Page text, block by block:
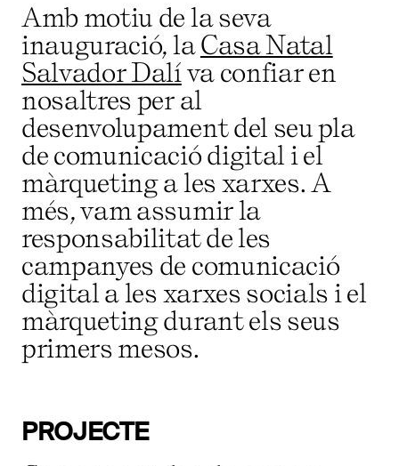
Amb motiu de la seva
inauguració, laCasa Natal
Salvador Dalíva confiar en
nosaltres per al
desenvolupament del seu pla
de comunicació digital i el
màrqueting a les xarxes. A
més, vam assumir la
responsabilitat de les
campanyes de comunicació
digital a les xarxes socials i el
màrqueting durant els seus
primers mesos.
PROJECTE